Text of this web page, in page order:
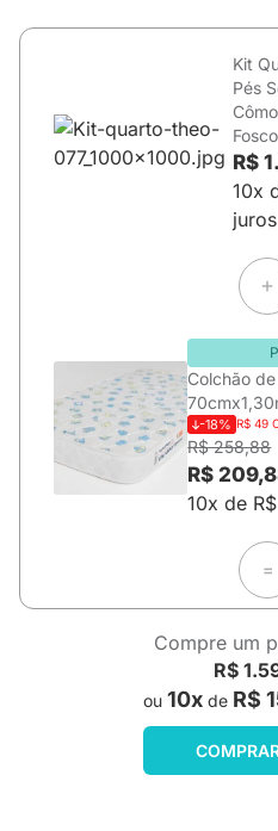
Kit
Pés
Fosco
R$
10x
juros
Colchão
-18% R$ 49
R$ 258,88
R$
10x de
=
Compre um
R$
ou 10xde R$